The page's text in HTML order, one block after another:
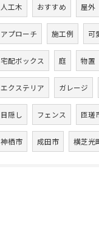
人工木 おすすめ 屋外
アプローチ 施工例 可
宅配ボックス 庭 物置
エクステリア ガレージ
目隠し フェンス 匝瑳
神栖市 成田市 横芝光